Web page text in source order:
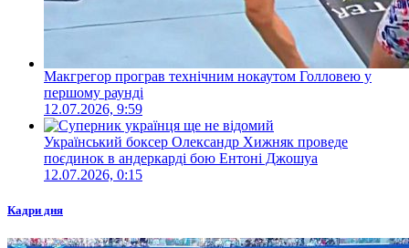
Макгрегор програв технічним нокаутом Голловею у
першому раунді
12.07.2026, 9:59
Український боксер Олександр Хижняк проведе
поєдинок в андеркарді бою Ентоні Джошуа
12.07.2026, 0:15
Кадри дня